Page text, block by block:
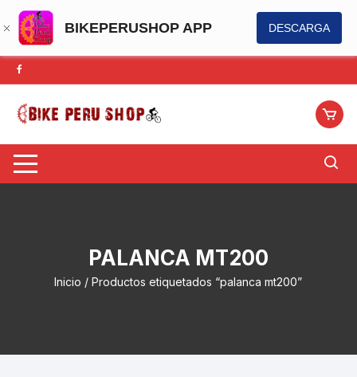
BIKEPERUSHOP APP DESCARGA
Saltar
al
contenido
PALANCA MT200
Inicio / Productos etiquetados “palanca mt200”